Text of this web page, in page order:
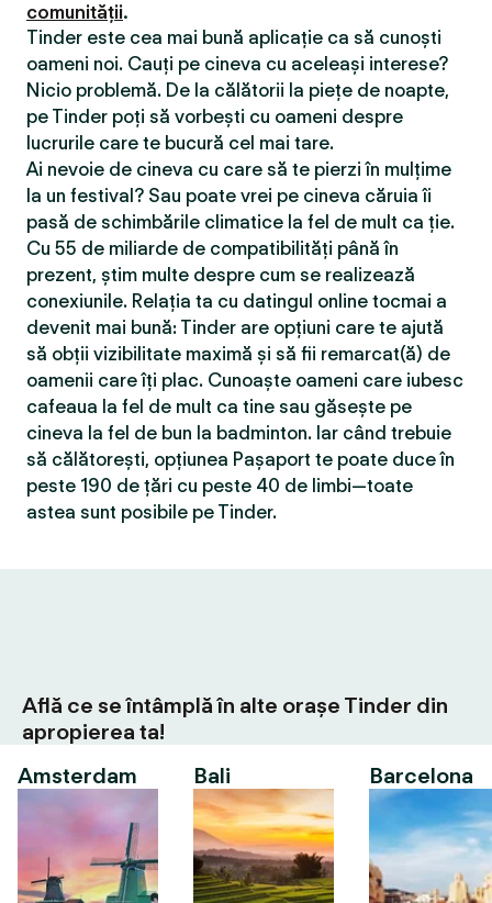
comunității.
Tinder este cea mai bună aplicație ca să cunoști
oameni noi. Cauți pe cineva cu aceleași interese?
Nicio problemă. De la călătorii la piețe de noapte,
pe Tinder poți să vorbești cu oameni despre
lucrurile care te bucură cel mai tare.
Ai nevoie de cineva cu care să te pierzi în mulțime
la un festival? Sau poate vrei pe cineva căruia îi
pasă de schimbările climatice la fel de mult ca ție.
Cu 55 de miliarde de compatibilităţi până în
prezent, știm multe despre cum se realizează
conexiunile. Relația ta cu datingul online tocmai a
devenit mai bună: Tinder are opțiuni care te ajută
să obții vizibilitate maximă și să fii remarcat(ă) de
oamenii care îți plac. Cunoaște oameni care iubesc
cafeaua la fel de mult ca tine sau găsește pe
cineva la fel de bun la badminton. Iar când trebuie
să călătorești, opțiunea Pașaport te poate duce în
peste 190 de țări cu peste 40 de limbi—toate
astea sunt posibile pe Tinder.
Află ce se întâmplă în alte orașe Tinder din
apropierea ta!
Amsterdam
Bali Barcelona